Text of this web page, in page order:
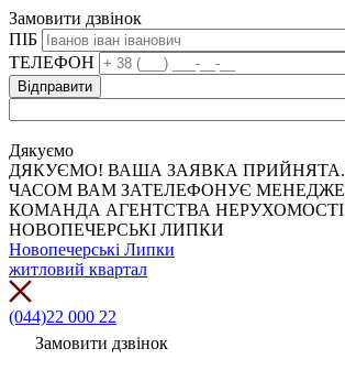
Замовити дзвінок
ПІБ
ТЕЛЕФОН
Дякуємо
ДЯКУЄМО! ВАША ЗАЯВКА
ЧАСОМ ВАМ ЗАТЕЛЕФОНУЄ
КОМАНДА АГЕНТСТВА НЕРУХОМОСТІ
НОВОПЕЧЕРСЬКІ ЛИПКИ
Новопечерські Липки
житловий квартал
(044)22 000 22
Замовити дзвінок